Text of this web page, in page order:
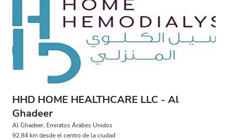
HHD HOME HEALTHCARE LLC - Al
Ghadeer
Al Ghadeer, Emiratos Árabes Unidos
92,84 km desde el centro de la ciudad